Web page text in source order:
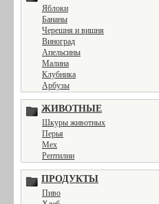
Яблоки
Бананы
Черешня и вишня
Виноград
Апельсины
Малина
Клубника
Арбузы
ЖИВОТНЫЕ
Шкуры животных
Перья
Мех
Рептилии
ПРОДУКТЫ
Пиво